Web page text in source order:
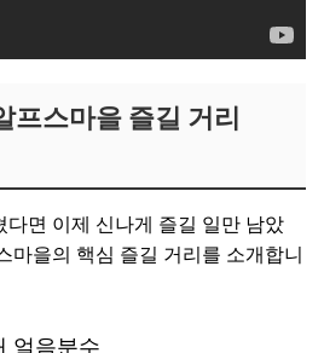
프스마을 즐길 거리
다면 이제 신나게 즐길 일만 남았
마을의 핵심 즐길 거리를 소개합니
얼음분수